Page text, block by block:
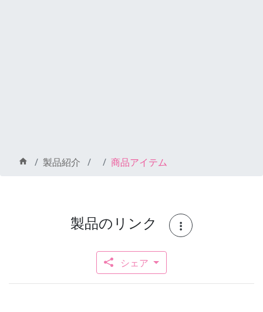
製品紹介 商品アイテム
製品のリンク
シェア